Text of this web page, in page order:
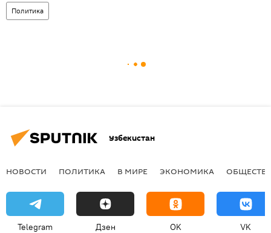
Политика
Узбекистан
НОВОСТИ ПОЛИТИКА В МИРЕ ЭКОНОМИКА
Telegram Дзен OK VK